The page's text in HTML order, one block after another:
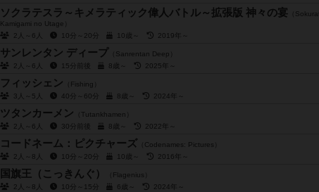
ソクラテスラ～キメラティック偉人バトル～拡張版 神々の宴 （
Kamigami no Utage）
2人～6人
10分～20分 10歳～ 2019年～
サンレンタン ディープ （Sanrentan Deep）
2人～6人
15分前後 8歳～ 2025年～
フィッシェン （Fishing）
3人～5人
40分～60分 8歳～ 2024年～
ツタンカーメン （Tutankhamen）
2人～6人
30分前後 8歳～ 2022年～
コードネーム：ピクチャーズ （Codenames: Pictures）
2人～8人
10分～20分 10歳～ 2016年～
国旗王（こっきんぐ）
（Flagenius）
2人～8人
10分～15分 6歳～ 2024年～